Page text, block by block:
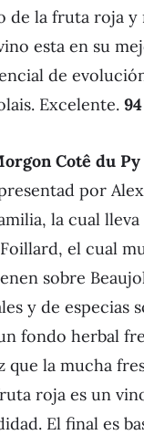
de la fruta roja y
esta en su
de
Excelente. 94
Cotê du
por
la cual
el cual
sobre
y de especias
fondo herbal
que la mucha
roja es un
El final es